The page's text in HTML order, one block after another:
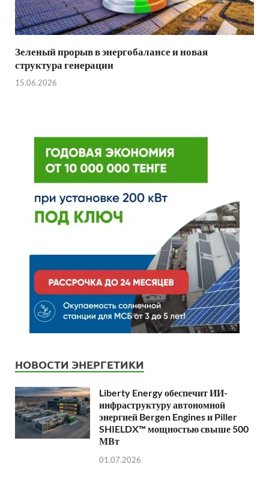
Зеленый прорыв в энергобалансе и новая
структура генерации
15.06.2026
НОВОСТИ ЭНЕРГЕТИКИ
Liberty Energy обеспечит ИИ-
инфраструктуру автономной
энергией Bergen Engines и Piller
SHIELDX™ мощностью свыше 500
МВт
01.07.2026